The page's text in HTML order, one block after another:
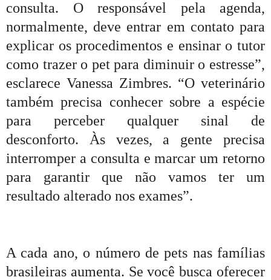
consulta. O responsável pela agenda,
normalmente, deve entrar em contato para
explicar os procedimentos e ensinar o tutor
como trazer o pet para diminuir o estresse”,
esclarece Vanessa Zimbres. “O veterinário
também precisa conhecer sobre a espécie
para perceber qualquer sinal de
desconforto. Às vezes, a gente precisa
interromper a consulta e marcar um retorno
para garantir que não vamos ter um
resultado alterado nos exames”.
A cada ano, o número de pets nas famílias
brasileiras aumenta. Se você busca oferecer